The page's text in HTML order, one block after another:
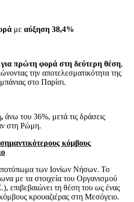
με αύξηση 38,4%
για πρώτη φορά στη δεύτερη θέση,
την αποτελεσματικότητα της
στο Παρίσι.
άνω του 36%, μετά τις δράσεις
στη Ρώμη.
κόμβους
των Ιονίων Νήσων. Το
με τα στοιχεία του Οργανισμού
τη θέση του ως ένας
κρουαζιέρας στη Μεσόγειο.